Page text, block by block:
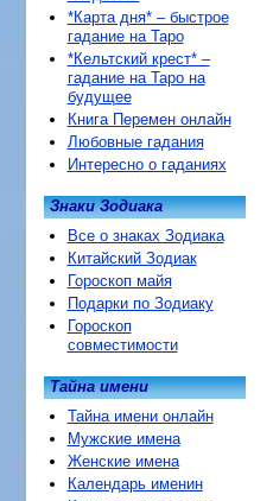
*Карта дня* – быстрое
гадание на Таро
*Кельтский крест* –
гадание на Таро на
будущее
Книга Перемен онлайн
Любовные гадания
Интересно о гаданиях
Знаки Зодиака
Все о знаках Зодиака
Китайский Зодиак
Гороскоп майя
Подарки по Зодиаку
Гороскоп
совместимости
Тайна имени
Тайна имени онлайн
Мужские имена
Женские имена
Календарь именин